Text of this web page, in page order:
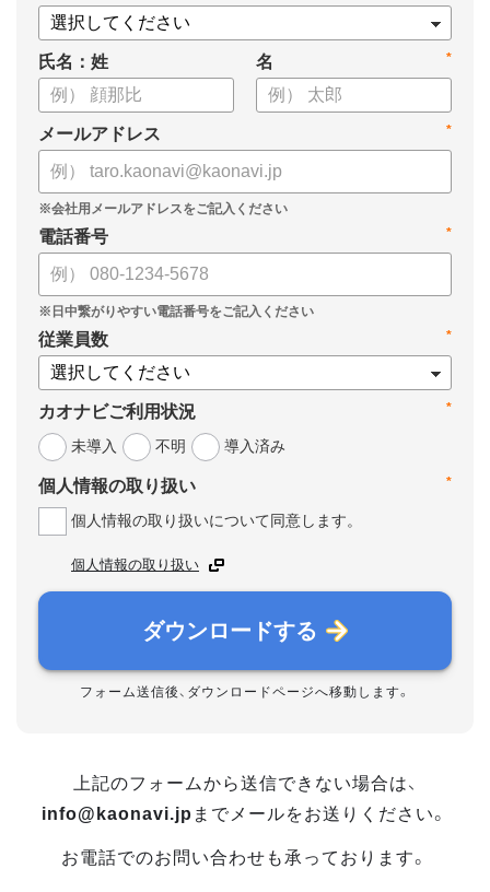
これからのタレントマネジメントが目指すべき指針の参考と
して、ぜひお役立てください。
氏名：姓 *
名
*
メールアドレス
*
電話番号
*
従業員数
*
カオナビご利用状況
未導入
不明 導入済み
*
個人情報の取り扱い
個人情報の取り扱いについて同意します。
個人情報の取り扱い
ダウンロードする
フォーム送信後、ダウンロードページへ移動します。
上記のフォームから送信できない場合は、
info@kaonavi.jp までメールをお送りください。
お電話でのお問い合わせも承っております。